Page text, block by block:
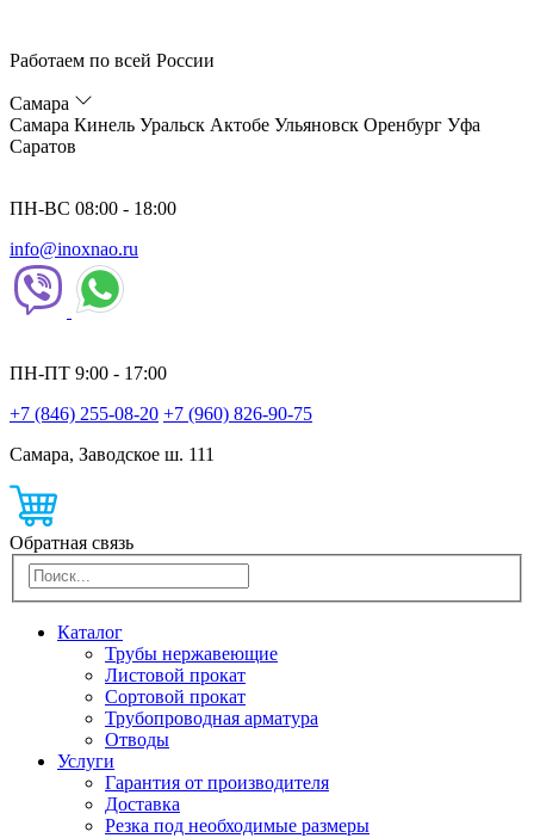
Работаем по всей России
Самара
Самара Кинель Уральск Актобе Ульяновск Оренбург Уфа
Саратов
ПН-ВС 08:00 - 18:00
info@inoxnao.ru
ПН-ПТ 9:00 - 17:00
+7 (846) 255-08-20 +7 (960) 826-90-75
Самара, Заводское ш. 111
Обратная связь
Каталог
Трубы нержавеющие
Листовой прокат
Сортовой прокат
Трубопроводная арматура
Отводы
Услуги
Гарантия от производителя
Доставка
Резка под необходимые размеры